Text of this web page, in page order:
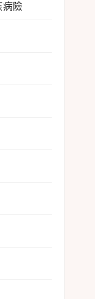
病險